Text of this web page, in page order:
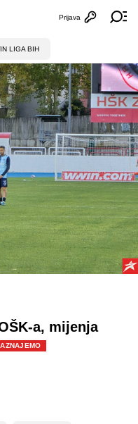
Otvori
Prijava
LIGA BIH
a, mijenja